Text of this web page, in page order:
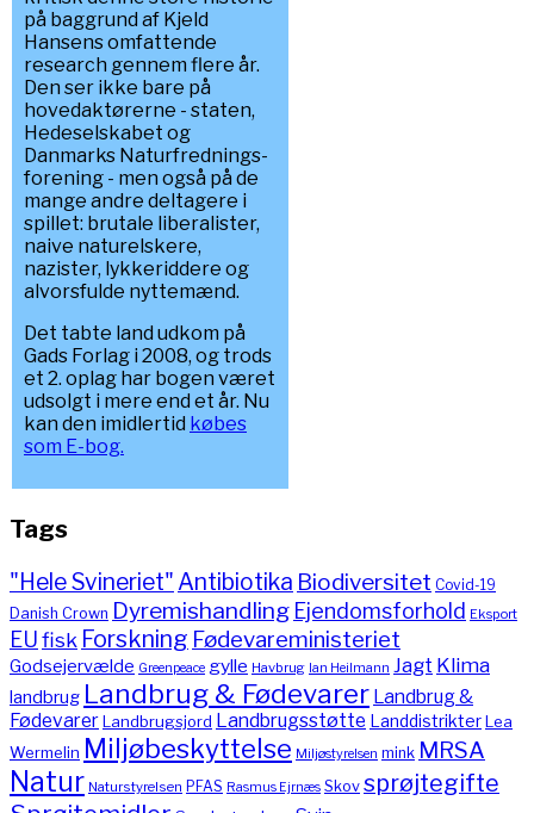
på baggrund af Kjeld
Hansens omfattende
research gennem flere år.
Den ser ikke bare på
hovedaktørerne - staten,
Hedeselskabet og
Danmarks Naturfrednings-
forening - men også på de
mange andre deltagere i
spillet: brutale liberalister,
naive naturelskere,
nazister, lykkeriddere og
alvorsfulde nyttemænd.
Det tabte land udkom på
Gads Forlag i 2008, og trods
et 2. oplag har bogen været
udsolgt i mere end et år. Nu
kan den imidlertid købes
som E-bog.
Tags
"Hele Svineriet" Antibiotika Biodiversitet Covid-19
Danish Crown Dyremishandling Ejendomsforhold Eksport
EUfisk Forskning Fødevareministeriet
Godsejervælde Greenpeace gylle Havbrug Ian Heilmann Jagt Klima
landbrug Landbrug & Fødevarer Landbrug &
FødevarerLandbrugsjord Landbrugsstøtte LanddistrikterLea
Wermelin Miljøbeskyttelse Miljøstyrelsen mink MRSA
Natur Naturstyrelsen PFAS Rasmus Ejrnæs Skov sprøjtegifte